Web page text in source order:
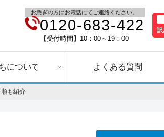
お急ぎの方はお電話にてご連絡ください。
0120-683-422
【受付時間】10：00～19：00
について よくある質問
も紹介